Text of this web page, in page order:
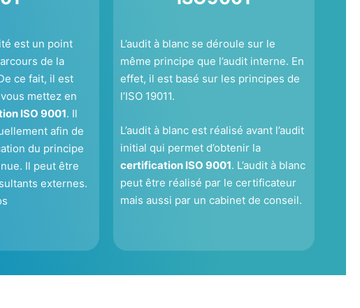
est un point
de la
ce fait, il est
mettez en
ISO 9001. Il
afin de
du principe
Il peut être
externes.
L’audit à blanc se déroule sur le
même principe que l’audit interne. En
effet, il est basé sur les principes de
l’ISO 19011.
L’audit à blanc est réalisé avant l’audit
initial qui permet d’obtenir la
certification ISO 9001. L’audit à blanc
peut être réalisé par le certificateur
mais aussi par un cabinet de conseil.